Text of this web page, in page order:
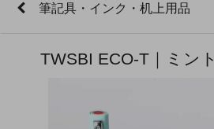
筆記具・インク・机上用品
TWSBI ECO-T｜ミン